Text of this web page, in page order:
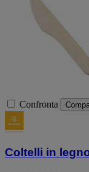
Confronta
Coltelli in